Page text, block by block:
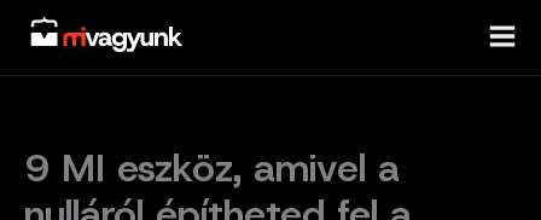
Skip
content
9 MI eszköz, amivel a